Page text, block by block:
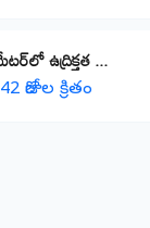
ఉద్రిక్తత ...
రోజుల క్రితం